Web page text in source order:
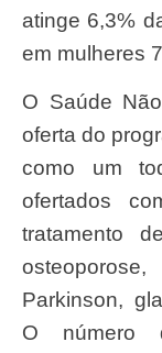
atinge 6,3%
em mulheres
O Saúde Não Tem Preço tem alavancado a
oferta do
como um
ofertados
tratamento
Parkinson,
O número